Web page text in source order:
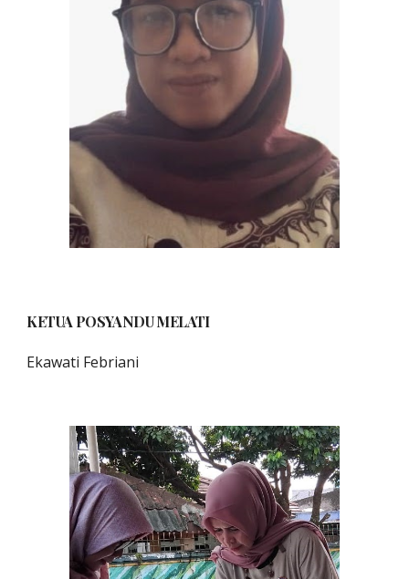
KETUA POSYANDUMELATI
Ekawati Febriani